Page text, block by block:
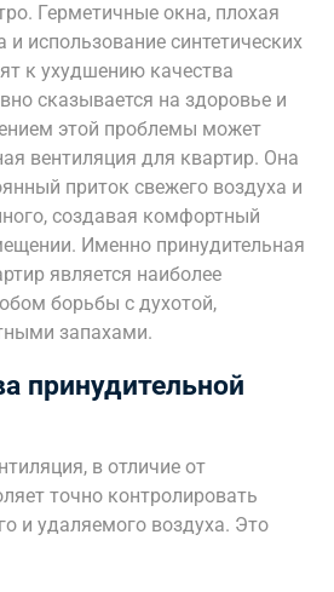
Герметичные окна, плохая
и использование синтетических
к ухудшению качества
сказывается на здоровье и
этой проблемы может
вентиляция для квартир. Она
приток свежего воздуха и
создавая комфортный
Именно принудительная
является наиболее
борьбы с духотой,
запахами.
принудительной
в отличие от
точно контролировать
и удаляемого воздуха. Это